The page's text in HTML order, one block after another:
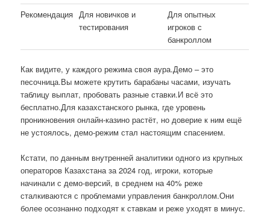
Рекомендация Для новичков и
тестирования
Для опытных
игроков с
банкроллом
Как видите, у каждого режима своя аура.Демо – это
песочница.Вы можете крутить барабаны часами, изучать
таблицу выплат, пробовать разные ставки.И всё это
бесплатно.Для казахстанского рынка, где уровень
проникновения онлайн-казино растёт, но доверие к ним ещё
не устоялось, демо-режим стал настоящим спасением.
Кстати, по данным внутренней аналитики одного из крупных
операторов Казахстана за 2024 год, игроки, которые
начинали с демо-версий, в среднем на 40% реже
сталкиваются с проблемами управления банкроллом.Они
более осознанно подходят к ставкам и реже уходят в минус.